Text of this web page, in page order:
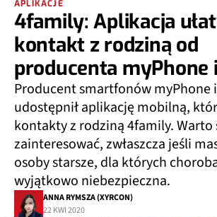
APLIKACJE
4family: Aplikacja
kontakt z rodziną od
producenta myPhone
Producent smartfonów myPhone
udostępnił aplikację mobilną,
kontakty z rodziną 4family. Warto
zainteresować, zwłaszcza jeśli
osoby starsze, dla których
wyjątkowo niebezpieczna.
ANNA RYMSZA (XYRCON)
22 KWI 2020